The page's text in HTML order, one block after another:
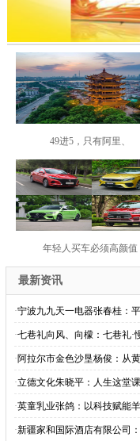
49进5，只有阿里、
年轻人买车必须高颜值
最新资讯
·宁波九九天一电器张春桂：
·七巷礼向风、向檬：七巷礼·
·阿拉尔市金色沙垦杨俊：从
·立德文化朱晓平：人生这堂课
·英童乳业张鸽：以科技赋能
·新疆家和国际酒店有限公司